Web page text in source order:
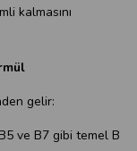
kalmasını
gelir:
ve B7 gibi temel B